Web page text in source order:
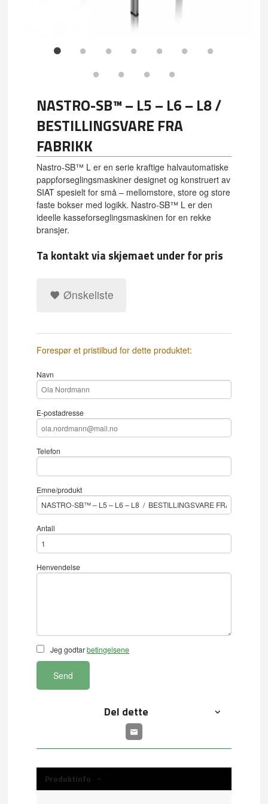
NASTRO-SB™ – L5 – L6 – L8 /
BESTILLINGSVARE FRA
FABRIKK
Nastro-SB™ L er en serie kraftige halvautomatiske
pappforseglingsmaskiner designet og konstruert av
SIAT spesielt for små – mellomstore, store og store
faste bokser med logikk. Nastro-SB™ L er den
ideelle kasseforseglingsmaskinen for en rekke
bransjer.
Ta kontakt via skjemaet under for pris
Ønskeliste
Forespør et pristilbud for dette produktet:
Navn
E-postadresse
Telefon
Emne/produkt
Antall
Henvendelse
Jeg godtarbetingelsene
Send
Del dette
Produktinfo